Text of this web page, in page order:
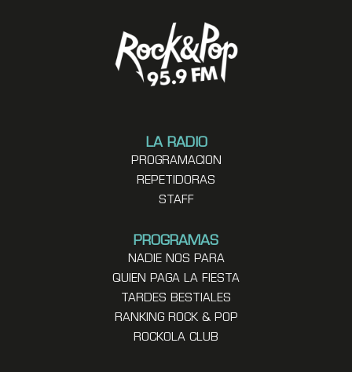
LA RADIO
PROGRAMACION
REPETIDORAS
STAFF
PROGRAMAS
NADIE NOS PARA
QUIEN PAGA LA FIESTA
TARDES BESTIALES
RANKING ROCK & POP
ROCKOLA CLUB